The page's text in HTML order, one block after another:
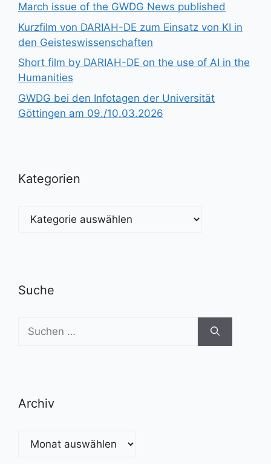
March issue of the GWDG News published
Kurzfilm von DARIAH-DE zum Einsatz von KI in
den Geisteswissenschaften
Short film by DARIAH-DE on the use of AI in the
Humanities
GWDG bei den Infotagen der Universität
Göttingen am 09./10.03.2026
Kategorien
Kategorien
Suche
nach:
Archiv
Archiv